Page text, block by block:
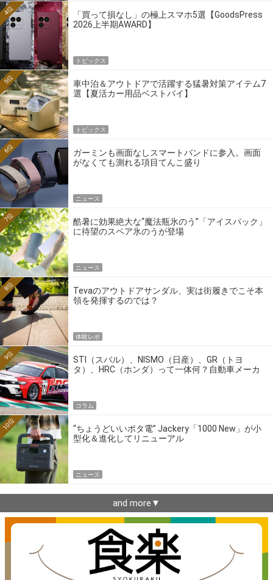
「買って損なし」の極上スマホ5選【GoodsPress
2026上半期AWARD】
4位
トピックス
車中泊＆アウトドアで活躍する猛暑対策アイテム7
選【夏活カー用品ベストバイ】
5位
トピックス
ガーミンも画面なしスマートバンドに参入。画面
がなくても測れる項目てんこ盛り
6位
ニュース
酷暑に効果絶大な“魔法瓶氷のう”「アイスパック」
に待望のスペア氷のうが登場
7位
ニュース
Tevaのアウトドアサンダル、実は街履きでこそ本
領を発揮するのでは？
8位
体験レポ
STI（スバル）、NISMO（日産）、GR（トヨ
タ）、HRC（ホンダ）って一体何？自動車メーカ
9位
コラム
“ちょうどいいポタ電” Jackery「1000 New」が小
型化＆進化してリニューアル
10位
ニュース
and more▼